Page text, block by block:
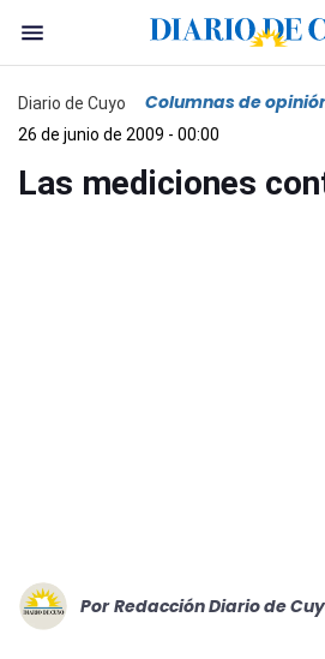
Diario de Cuyo Columnas de
26 de junio de 2009 - 00:00
Las mediciones
Por Redacción Diario de